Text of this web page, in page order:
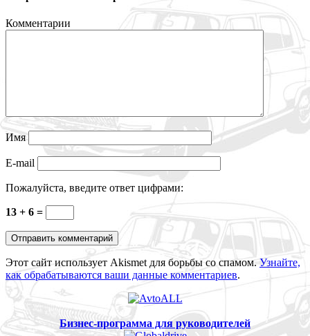
Комментарии
Имя
E-mail
Пожалуйста, введите ответ цифрами:
13 + 6 =
Этот сайт использует Akismet для борьбы со спамом. Узнайте,
как обрабатываются ваши данные комментариев.
Бизнес-программа для руководителей